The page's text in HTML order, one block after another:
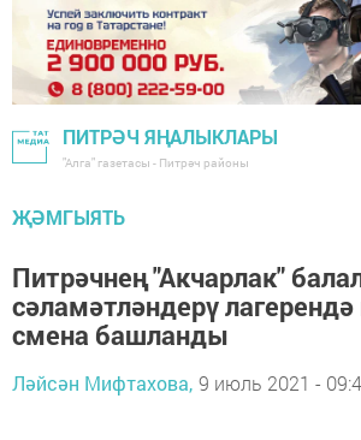
ПИТРӘЧ ЯҢАЛЫКЛАРЫ
"Алга" газетасы - Питрәч районы
ҖӘМГЫЯТЬ
Питрәчнең "Акчарлак"
сәламәтләндерү лагерендә
смена башланды
Ләйсән Мифтахова, 9 июль 2021 -